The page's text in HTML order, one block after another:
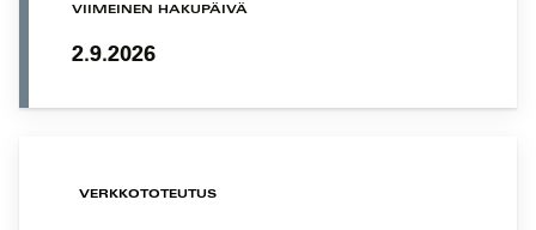
VIIMEINEN HAKUPÄIVÄ
2.9.2026
VERKKOTOTEUTUS